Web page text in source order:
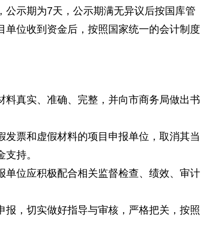
示期为7天，公示期满无异议后按国库管
位收到资金后，按照国家统一的会计制度
真实、准确、完整，并向市商务局做出书
票和虚假材料的项目申报单位，取消其当
持。
位应积极配合相关监督检查、绩效、审计
，切实做好指导与审核，严格把关，按照